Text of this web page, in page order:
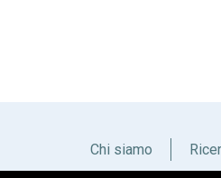
Chi siamo